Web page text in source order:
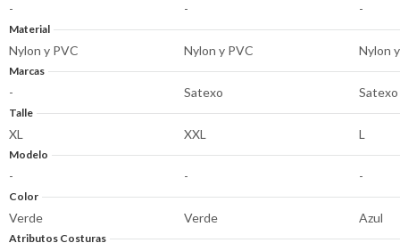
- - -
Material
Nylon y PVC Nylon y PVC Nylon
Marcas
- Satexo Satexo
Talle
XL XXL L
Modelo
- - -
Color
Verde Verde Azul
Atributos Costuras